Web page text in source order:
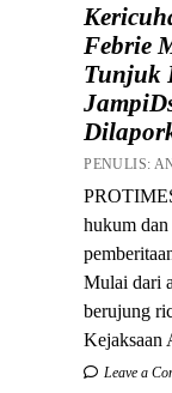
Febrie
Tunjuk
PENULIS:
hukum
Mulai dari
berujung
Kejaksaan
Leave a